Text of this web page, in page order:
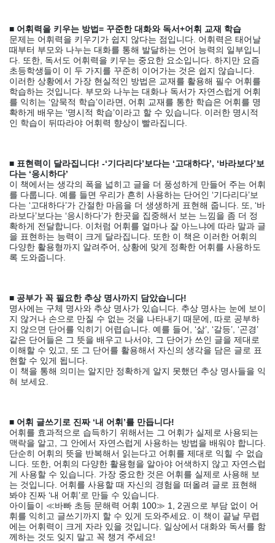
■ 어휘력을 키우는 방법= 꾸준한 대화와 독서+어휘 교재 학습
문제는 어휘력을 키우기가 쉽지 않다는 점입니다. 어휘력은 태어날
때부터 부모와 나누는 대화를 통해 발달하는 언어 능력의 일부입니
다. 또한, 독서도 어휘력을 키우는 중요한 요소입니다. 하지만 요즘
초등학생들이 이 두 가지를 꾸준히 이어가는 것은 쉽지 않습니다.
이러한 상황에서 가장 현실적인 방법은 교재를 활용해 필수 어휘를
학습하는 것입니다. 부모와 나누는 대화나 독서가 자연스럽게 어휘
를 익히는 ‘암묵적 학습’이라면, 어휘 교재를 통한 학습은 어휘를 명
확하게 배우는 ‘명시적 학습’이라고 할 수 있습니다. 이러한 명시적
인 학습이 뒤따라야 어휘력 향상이 빨라집니다.
■ 표현력이 달라집니다! -‘기다리다’보다는 ‘고대하다’, ‘바라보다’보
다는 ‘응시하다’
이 책에서는 생각의 폭을 넓히고 글을 더 풍성하게 만들어 주는 어휘
를 다룹니다. 예를 들면 우리가 흔히 사용하는 단어인 ‘기다리다’보
다는 ‘고대하다’가 간절한 마음을 더 생생하게 표현해 줍니다. 또, ‘바
라보다’보다는 ‘응시하다’가 한곳을 집중해서 보는 느낌을 좀 더 정
확하게 전달합니다. 이처럼 어휘를 얼마나 잘 아느냐에 따라 말과 글
을 표현하는 능력이 크게 달라집니다. 또한 이 책은 이러한 어휘의
다양한 활용형까지 알려주어, 상황에 맞게 정확한 어휘를 사용하도
록 도와줍니다.
■ 공부가 꼭 필요한 추상 명사까지 담았습니다!
명사에는 구체 명사와 추상 명사가 있습니다. 추상 명사는 눈에 보이
지 않거나 손으로 만질 수 없는 것을 나타내기 때문에, 따로 공부하
지 않으면 단어를 익히기 어렵습니다. 예를 들어, ‘삶’, ‘갈등’, ‘곤경’
같은 단어들은 그 뜻을 배우고 나서야, 그 단어가 쓰인 글을 제대로
이해할 수 있고, 또 그 단어를 활용해서 자신의 생각을 담은 글로 표
현할 수 있게 됩니다.
이 책을 통해 의미는 알지만 정확하게 알지 못했던 추상 명사들을 익
혀 보세요.
■ 어휘 글쓰기로 진짜 ‘내 어휘’를 만듭니다!
어휘를 효과적으로 습득하기 위해서는 그 어휘가 실제로 사용되는
맥락을 알고, 그 안에서 자연스럽게 사용하는 방법을 배워야 합니다.
단순히 어휘의 뜻을 반복해서 읽는다고 어휘를 제대로 익힐 수 없습
니다. 또한, 어휘의 다양한 활용형을 알아야 어색하지 않고 자연스럽
게 사용할 수 있습니다. 가장 중요한 것은 어휘를 실제로 사용해 보
는 것입니다. 어휘를 사용할 때 자신의 경험을 떠올려 글로 표현해
봐야 진짜 ‘내 어휘’로 만들 수 있습니다.
아이들이 ≪바빠 초등 문해력 어휘 100≫ 1, 2권으로 부담 없이 어
휘를 익히고 글쓰기까지 할 수 있게 도와주세요. 이 책이 끝날 무렵
에는 어휘력이 크게 자라 있을 것입니다. 일상에서 대화와 독서를 함
께하는 것도 잊지 말고 꼭 챙겨 주세요!